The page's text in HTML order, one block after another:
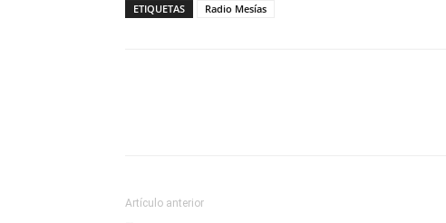
ETIQUETAS
Radio Mesías
Artículo anterior